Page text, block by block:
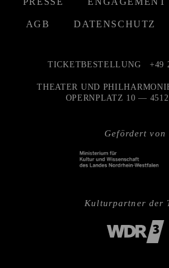
AGB DATENSCHUTZ
Gefördert von
TICKETBESTELLUNG +49
THEATER UND
OPERNPLATZ 10 —
Kulturpartner der